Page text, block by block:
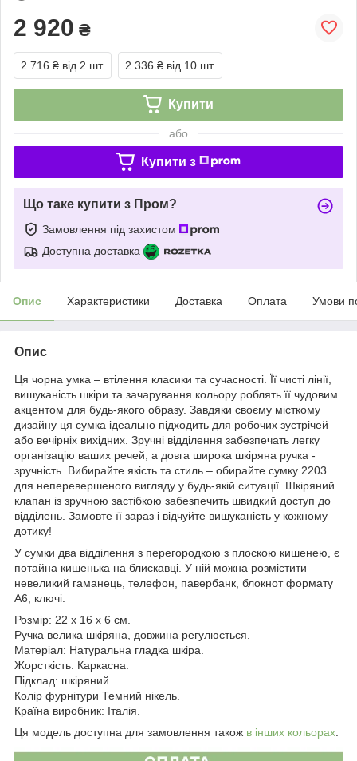
2 920 ₴
2 716 ₴ від 2 шт. 2 336 ₴ від 10 шт.
Купити
або
Купити з
Що таке купити з Пром?
Замовлення під захистом
Доступна доставка
Опис Характеристики Доставка Оплата Умови
Опис
Ця чорна умка – втілення класики та сучасності. Її чисті лінії,
вишуканість шкіри та зачарування кольору роблять її чудовим
акцентом для будь-якого образу. Завдяки своєму місткому
дизайну ця сумка ідеально підходить для робочих зустрічей
або вечірніх вихідних. Зручні відділення забезпечать легку
організацію ваших речей, а довга широка шкіряна ручка -
зручність. Вибирайте якість та стиль – обирайте сумку 2203
для неперевершеного вигляду у будь-якій ситуації. Шкіряний
клапан із зручною застібкою забезпечить швидкий доступ до
відділень. Замовте її зараз і відчуйте вишуканість у кожному
дотику!
У сумки два відділення з перегородкою з плоскою кишенею, є
потайна кишенька на блискавці. У ній можна розмістити
невеликий гаманець, телефон, павербанк, блокнот формату
А6, ключі.
Розмір: 22 x 16 x 6 см.
Ручка велика шкіряна, довжина регулюється.
Матеріал: Натуральна гладка шкіра.
Жорсткість: Каркасна.
Підклад: шкіряний
Колір фурнітури Темний нікель.
Країна виробник: Італія.
Ця модель доступна для замовлення також в інших кольорах